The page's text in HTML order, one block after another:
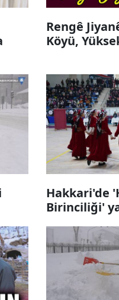
Rengê
Köyü,
Hakkari'de
Birinciliği'